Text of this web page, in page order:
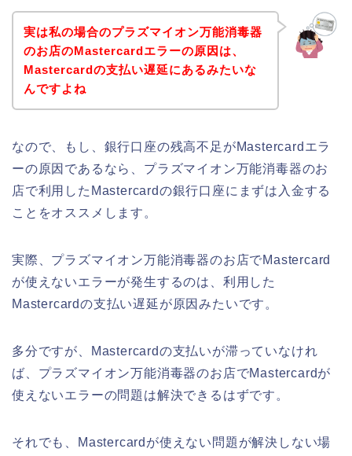
実は私の場合のプラズマイオン万能消毒器
のお店のMastercardエラーの原因は、
Mastercardの支払い遅延にあるみたいな
んですよね
なので、もし、銀行口座の残高不足がMastercardエラ
ーの原因であるなら、プラズマイオン万能消毒器のお
店で利用したMastercardの銀行口座にまずは入金する
ことをオススメします。
実際、プラズマイオン万能消毒器のお店でMastercard
が使えないエラーが発生するのは、利用した
Mastercardの支払い遅延が原因みたいです。
多分ですが、Mastercardの支払いが滞っていなけれ
ば、プラズマイオン万能消毒器のお店でMastercardが
使えないエラーの問題は解決できるはずです。
それでも、Mastercardが使えない問題が解決しない場